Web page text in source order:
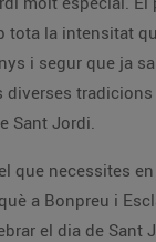
tota la intensitat
i segur que ja
diverses
Sant Jordi.
que necessites
a Bonpreu i
el dia de Sant